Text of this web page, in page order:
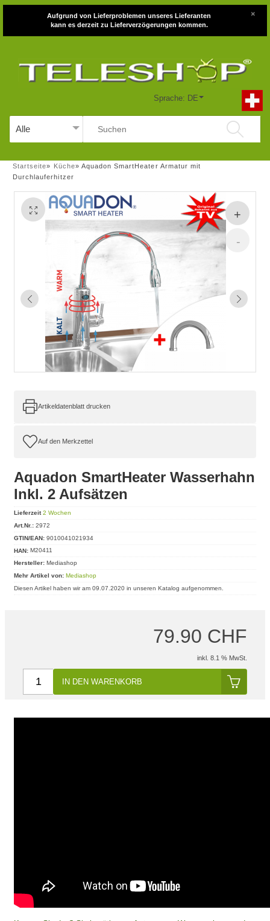
Aufgrund von Lieferproblemen unseres Lieferanten
kann es derzeit zu Lieferverzögerungen kommen.
×
Sprache: DE
Startseite» Küche» Aquadon SmartHeater Armatur mit
Durchlauferhitzer
Artikeldatenblatt drucken
Aquadon SmartHeater Wasserhahn
Inkl. 2 Aufsätzen
Lieferzeit 2 Wochen
Art.Nr.: 2972
GTIN/EAN: 9010041021934
HAN: M20411
Hersteller: Mediashop
Mehr Artikel von: Mediashop
Diesen Artikel haben wir am 09.07.2020 in unseren Katalog aufgenommen.
79.90 CHF
inkl. 8.1 % MwSt.
IN DEN WARENKORB